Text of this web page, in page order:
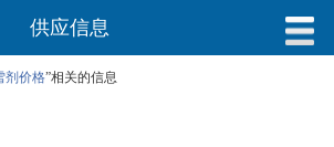
供应信息
剂价格”相关的信息